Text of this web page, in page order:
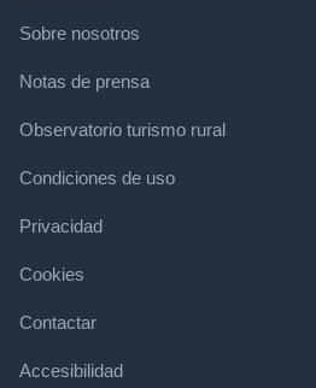
Sobre nosotros
Notas de prensa
Observatorio turismo rural
Condiciones de uso
Privacidad
Cookies
Contactar
Accesibilidad